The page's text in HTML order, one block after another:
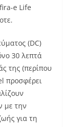
e Life
(DC)
30 λεπτά
της (περίπου
προσφέρει
με την
για τη